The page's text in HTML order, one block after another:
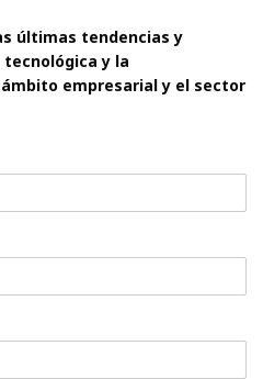
últimas tendencias y
y la
empresarial y el sector